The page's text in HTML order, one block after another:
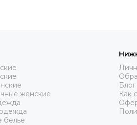
женские
белье
Блог
Как